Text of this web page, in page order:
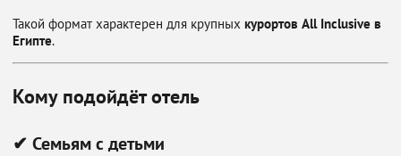
Такой формат характерен для крупных курортов All Inclusive в
Египте.
Кому подойдёт отель
✔ Семьям с детьми